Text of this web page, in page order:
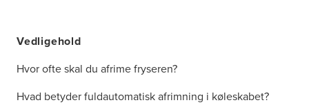
Vedligehold
Hvor ofte skal du afrime fryseren?
Hvad betyder fuldautomatisk afrimning i køleskabet?